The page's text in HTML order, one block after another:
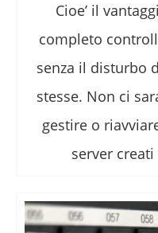
Cioe’ il
completo
senza il disturbo
stesse. Non ci
gestire o
server